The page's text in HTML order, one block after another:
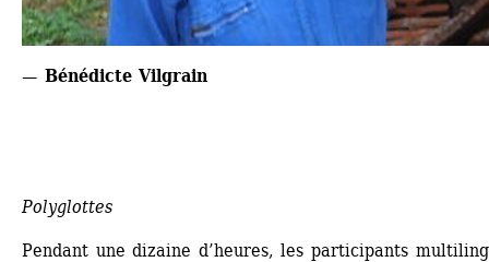
— Bénédicte Vilgrain
Polyglottes
Pendant une dizaine d’heures, les participants